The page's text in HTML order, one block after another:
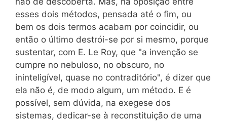
esses dois métodos, pensada até o fim, ou
bem os dois termos acabam por coincidir, ou
então o último destrói-se por si mesmo, porque
sustentar, com E. Le Roy, que "a invenção se
cumpre no nebuloso, no obscuro, no
ininteligível, quase no contraditório", é dizer que
ela não é, de modo algum, um método. E é
possível, sem dúvida, na exegese dos
sistemas, dedicar-se à reconstituição de uma